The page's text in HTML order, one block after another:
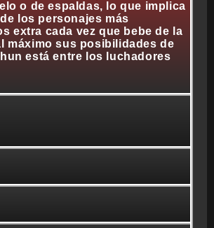
o de espaldas, lo que implica
los personajes más
extra cada vez que bebe de la
máximo sus posibilidades de
está entre los luchadores